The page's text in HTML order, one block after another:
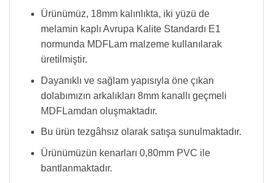
Ürünümüz, 18mm kalınlıkta, iki yüzü de
melamin kaplı Avrupa Kalite Standardı E1
normunda MDFLam malzeme kullanılarak
üretilmiştir.
Dayanıklı ve sağlam yapısıyla öne çıkan
dolabımızın arkalıkları 8mm kanallı geçmeli
MDFLamdan oluşmaktadır.
Bu ürün tezgâhsız olarak satışa sunulmaktadır.
Ürünümüzün kenarları 0,80mm PVC ile
bantlanmaktadır.